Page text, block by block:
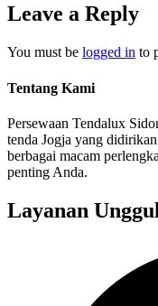
Leave a Reply
You must be logged in to
Tentang Kami
Persewaan Tendalux
tenda Jogja yang
berbagai macam
penting Anda.
Layanan